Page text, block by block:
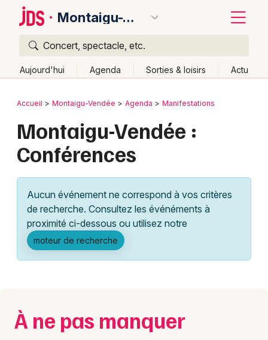
Montaigu-Vendée
Concert, spectacle, etc.
Aujourd'hui Agenda Sorties & loisirs Actu
Publier un événement
Grands événements
Activité & Expérience
Manifestations
Foires & salons
Concerts
Bordeaux
Colmar
Lille
Lyon
Marseille
Mulhouse
Nice
Retour
Accueil Montaigu-Vendée Agenda Manifestations
Montaigu-Vendée :
Conférences
Aucun événement ne correspond à vos critères
de recherche. Consultez les événéments à
proximité ci-dessous ou utilisez notre
moteur de recherche
À ne pas manquer
Quoi ?
Où ?
Pays de la Loire
Partout Près de moi Changer de lieu
Quand ?
Aujourd'hui
Demain Ce week-end Autre